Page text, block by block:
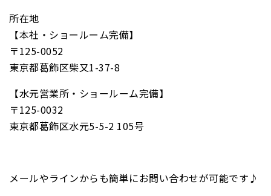
所在地
【本社・ショールーム完備】
〒125-0052
東京都葛飾区柴又1-37-8
【水元営業所・ショールーム完備】
〒125-0032
東京都葛飾区水元5-5-2 105号
メールやラインからも簡単にお問い合わせが可能です♪